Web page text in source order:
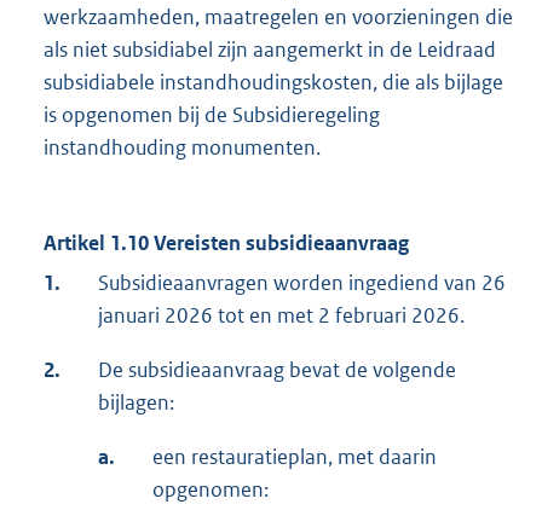
werkzaamheden, maatregelen en voorzieningen die
als niet subsidiabel zijn aangemerkt in de Leidraad
subsidiabele instandhoudingskosten, die als bijlage
is opgenomen bij de Subsidieregeling
instandhouding monumenten.
Artikel 1.10 Vereisten subsidieaanvraag
1.
Subsidieaanvragen worden ingediend van 26
januari 2026 tot en met 2 februari 2026.
2.
De subsidieaanvraag bevat de volgende
bijlagen:
a.
een restauratieplan, met daarin
opgenomen: